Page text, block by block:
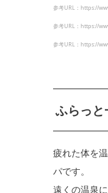
参考URL：https://
参考URL：https://
参考URL：https://
ふらっ
疲れた体を
パです。
遠くの温泉